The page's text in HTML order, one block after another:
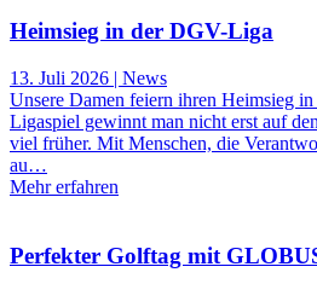
Heimsieg in der DGV-Liga
13. Juli 2026 | News
Unsere Damen feiern ihren Heimsieg
Ligaspiel gewinnt man nicht erst auf
viel früher. Mit Menschen, die
au…
Mehr erfahren
Perfekter Golftag mit